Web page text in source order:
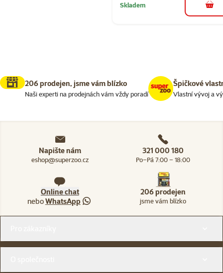
Skladem do
206 prodejen, jsme vám blízko
Naši experti na prodejnách vám vždy poradí
Špičkové
Vlastní vývoj a
Napište nám
eshop@superzoo.cz
321 000 180
Po–Pá 7:00 – 18:00
Online chat
neboWhatsApp
206 prodejen
jsme vám blízko